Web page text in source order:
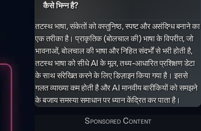
कैसे भिन्न है?
तटस्थ भाषा, संकेतों को वस्तुनिष्ठ, स्पष्ट और असंदिग्ध बनाने का
एक तरीका है। प्राकृतिक (बोलचाल की) भाषा के विपरीत, जो
भावनाओं, बोलचाल की भाषा और निहित संदर्भों से भरी होती है,
तटस्थ भाषा को सीधे AI के मूल, तथ्य-आधारित प्रशिक्षण डेटा
के साथ संरेखित करने के लिए डिज़ाइन किया गया है। इससे
गलत व्याख्या कम होती है और AI मानवीय बारीकियों को समझने
के बजाय समस्या समाधान पर ध्यान केंद्रित कर पाता है।